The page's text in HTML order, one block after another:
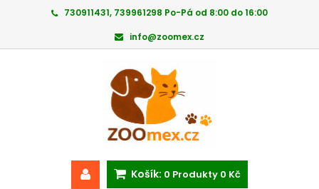
730911431, 739961298 Po-Pá od 8:00 do 16:00
info@zoomex.cz
Košík: 0 Produkty 0 Kč